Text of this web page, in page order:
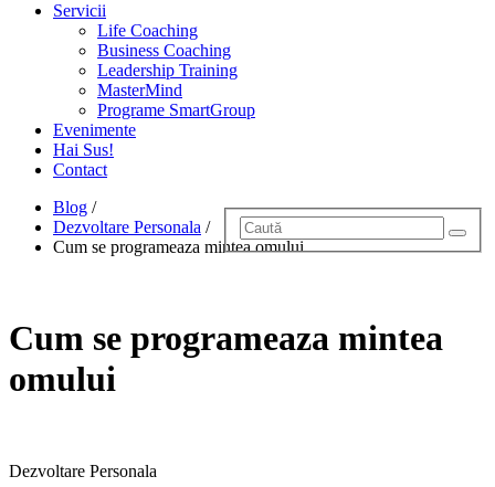
Servicii
Life Coaching
Business Coaching
Leadership Training
MasterMind
Programe SmartGroup
Evenimente
Hai Sus!
Contact
Blog /
Dezvoltare Personala /
Cum se programeaza mintea omului
Cum se programeaza mintea
omului
Dezvoltare Personala